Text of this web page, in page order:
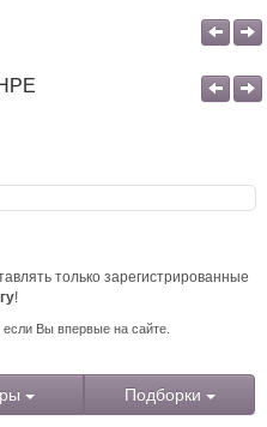
только зарегистрированные
!
, если Вы впервые на сайте.
Подборки